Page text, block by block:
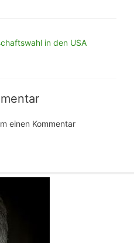
in den USA
einen Kommentar